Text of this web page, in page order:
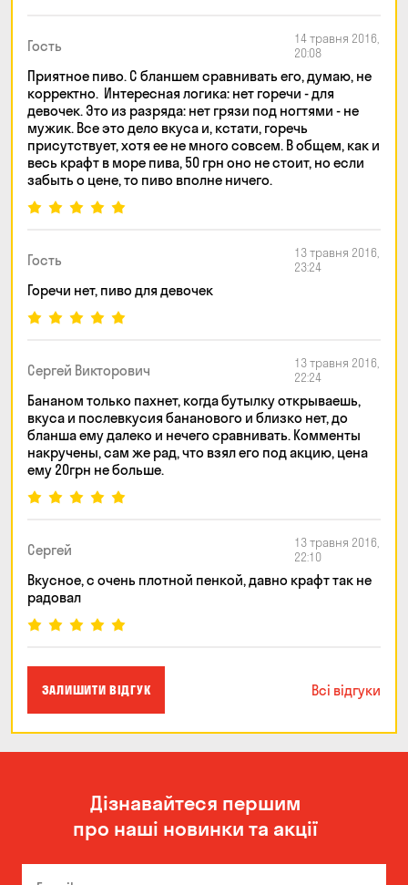
Гость
14 травня 2016,
20:08
Приятное пиво. С бланшем сравнивать его, думаю, не
корректно. Интересная логика: нет горечи - для
девочек. Это из разряда: нет грязи под ногтями - не
мужик. Все это дело вкуса и, кстати, горечь
присутствует, хотя ее не много совсем. В общем, как и
весь крафт в море пива, 50 грн оно не стоит, но если
забыть о цене, то пиво вполне ничего.
Гость
13 травня 2016,
23:24
Горечи нет, пиво для девочек
Сергей Викторович
13 травня 2016,
22:24
Бананом только пахнет, когда бутылку открываешь,
вкуса и послевкусия бананового и близко нет, до
бланша ему далеко и нечего сравнивать. Комменты
накручены, сам же рад, что взял его под акцию, цена
ему 20грн не больше.
Сергей
13 травня 2016,
22:10
Вкусное, с очень плотной пенкой, давно крафт так не
радовал
ЗАЛИШИТИ ВІДГУК Всі відгуки
Дізнавайтеся першим
про наші новинки та акції